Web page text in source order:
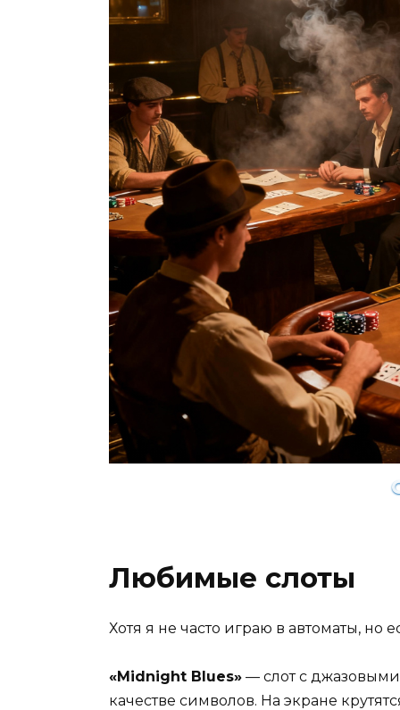
Любимые слоты
Хотя я не часто играю в автоматы, но
«Midnight Blues» — слот с
качестве символов. На экране